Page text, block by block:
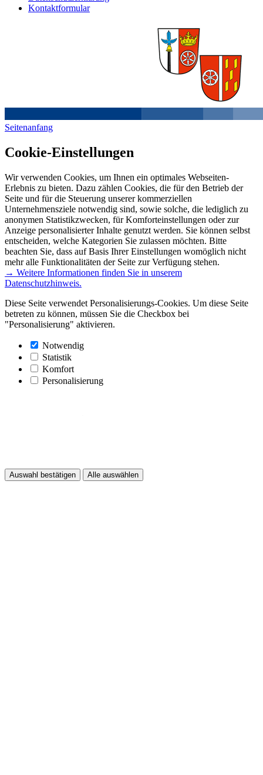
Kontaktformular
Seitenanfang
Cookie-Einstellungen
Wir verwenden Cookies, um Ihnen ein optimales Webseiten-
Erlebnis zu bieten. Dazu zählen Cookies, die für den Betrieb der
Seite und für die Steuerung unserer kommerziellen
Unternehmensziele notwendig sind, sowie solche, die lediglich zu
anonymen Statistikzwecken, für Komforteinstellungen oder zur
Anzeige personalisierter Inhalte genutzt werden. Sie können selbst
entscheiden, welche Kategorien Sie zulassen möchten. Bitte
beachten Sie, dass auf Basis Ihrer Einstellungen womöglich nicht
mehr alle Funktionalitäten der Seite zur Verfügung stehen.
→ Weitere Informationen finden Sie in unserem
Datenschutzhinweis.
Diese Seite verwendet Personalisierungs-Cookies. Um diese Seite
betreten zu können, müssen Sie die Checkbox bei
"Personalisierung" aktivieren.
Notwendig
Statistik
Komfort
Personalisierung
Auswahl bestätigen Alle auswählen